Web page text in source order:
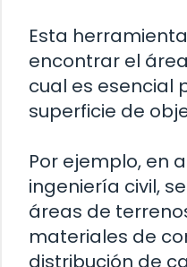
Esta
encontrar el
cual es esencial
superficie de
Por ejemplo, en
ingeniería civil,
áreas de
materiales de
distribución de